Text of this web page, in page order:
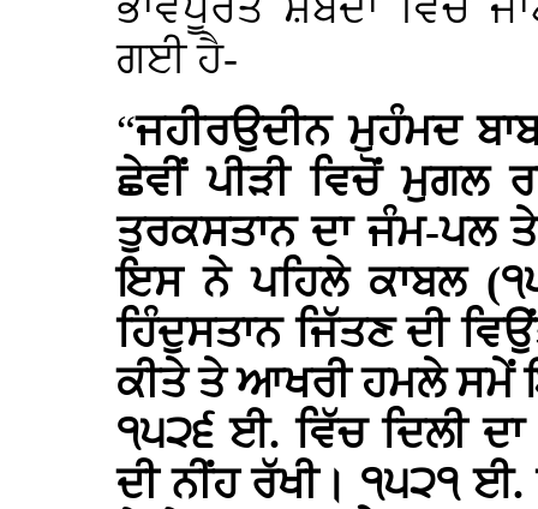
ਗਈ ਹੈ-
“ਜਹੀਰਉਦੀਨ ਮੁਹੰਮਦ
ਛੇਵੀਂ ਪੀੜੀ ਵਿਚੋਂ ਮੁਗਲ
ਤੁਰਕਸਤਾਨ ਦਾ ਜੰਮ-ਪਲ
ਇਸ ਨੇ ਪਹਿਲੇ ਕਾਬਲ
ਹਿੰਦੁਸਤਾਨ ਜਿੱਤਣ ਦੀ
ਕੀਤੇ ਤੇ ਆਖਰੀ ਹਮਲੇ ਸਮੇਂ
੧੫੨੬ ਈ. ਵਿੱਚ ਦਿਲੀ
ਦੀ ਨੀਂਹ ਰੱਖੀ। ੧੫੨੧